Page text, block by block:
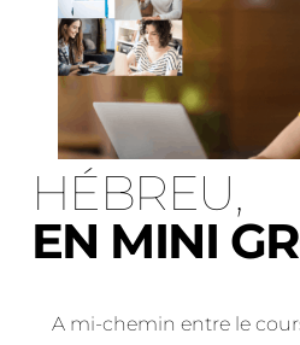
HÉBREU,
EN MINI
A mi-chemin entre le